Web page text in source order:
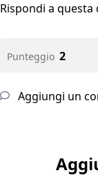
Rispondi a questa
Punteggio 2
Aggiungi un